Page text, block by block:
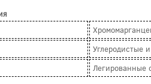
Углеродистые
Легированные